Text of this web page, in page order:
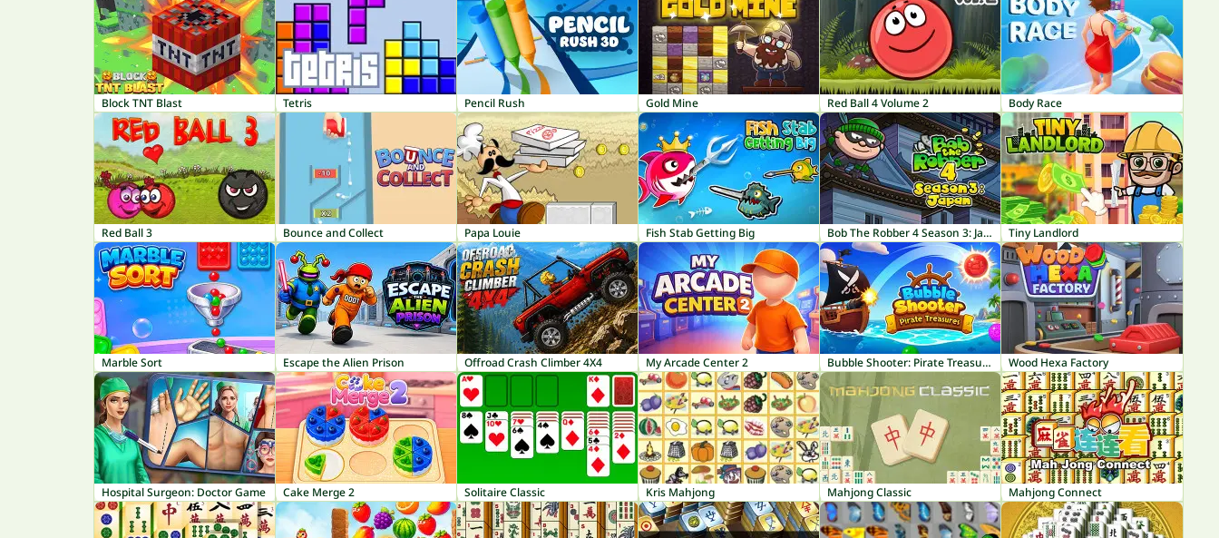
Block TNT Blast Tetris Pencil Rush Gold Mine Red Ball 4 Volume 2 Body Race
Red Ball 3 Bounce and Collect Papa Louie Fish Stab Getting Big Bob The Robber 4 Season 3: Japan Tiny Landlord
Marble Sort Escape the Alien Prison Offroad Crash Climber 4X4 My Arcade Center 2 Bubble Shooter: Pirate Treasures Wood Hexa Factory
Hospital Surgeon: Doctor Game Cake Merge 2 Solitaire Classic Kris Mahjong Mahjong Classic Mahjong Connect